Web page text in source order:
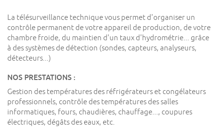
La télésurveillance technique vous permet d'organiser un
contrôle permanent de votre appareil de production, de votre
chambre froide, du maintien d'un taux d'hydrométrie... grâce
à des systèmes de détection (sondes, capteurs, analyseurs,
détecteurs...)
NOS PRESTATIONS :
Gestion des températures des réfrigérateurs et congélateurs
professionnels, contrôle des températures des salles
informatiques, fours, chaudières, chauffage..., coupures
électriques, dégâts des eaux, etc.